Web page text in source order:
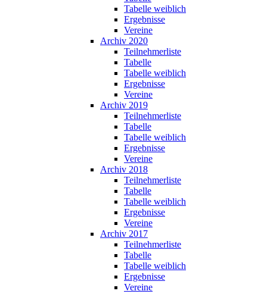
Tabelle weiblich
Ergebnisse
Vereine
Archiv 2020
Teilnehmerliste
Tabelle
Tabelle weiblich
Ergebnisse
Vereine
Archiv 2019
Teilnehmerliste
Tabelle
Tabelle weiblich
Ergebnisse
Vereine
Archiv 2018
Teilnehmerliste
Tabelle
Tabelle weiblich
Ergebnisse
Vereine
Archiv 2017
Teilnehmerliste
Tabelle
Tabelle weiblich
Ergebnisse
Vereine